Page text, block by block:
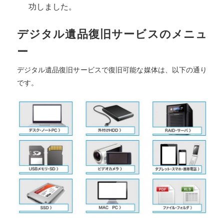
功しました。
デジタル遺品復旧サービスのメニュ
ー
デジタル遺品復旧サービスで復旧可能な媒体は、以下の通り
です。